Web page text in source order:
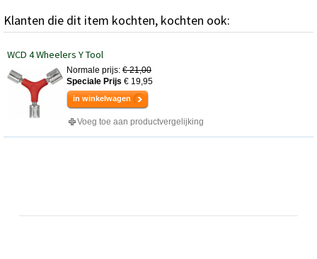
Klanten die dit item kochten, kochten ook:
WCD 4 Wheelers Y Tool
Normale prijs: € 21,00
Speciale Prijs € 19,95
in winkelwagen
Voeg toe aan productvergelijking